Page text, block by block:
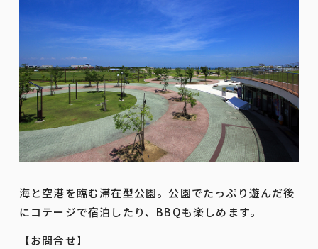
海と空港を臨む滞在型公園。公園でたっぷり遊んだ後
にコテージで宿泊したり、BBQも楽しめます。
【お問合せ】